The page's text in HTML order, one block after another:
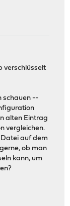
verschlüsselt
schauen --
alten Eintrag
vergleichen.
Datei auf dem
ob man
kann, um